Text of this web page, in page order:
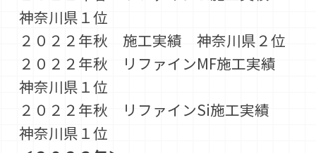
神奈川県１位
２０２２年秋 施工実績 神奈川県２位
２０２２年秋 リファインMF施工実績
神奈川県１位
２０２２年秋 リファインSi施工実績
神奈川県１位